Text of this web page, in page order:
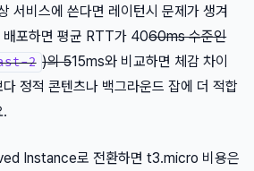
서비스에 쓴다면 레이턴시 문제가 생겨
배포하면 평균 RTT가 4060ms 수준인
2 )의 515ms와 비교하면 체감 차이
정적 콘텐츠나 백그라운드 잡에 더 적합
.
Instance로 전환하면 t3.micro 비용은